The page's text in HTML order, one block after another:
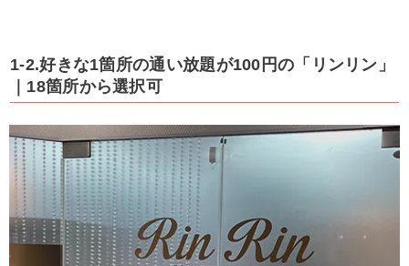
1-2.好きな1箇所の通い放題が100円の「リンリン」
｜18箇所から選択可